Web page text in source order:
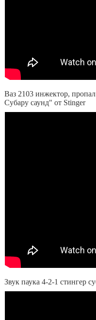
Ваз 2103 инжектор,
Субару саунд" от Stinger
Звук паука 4-2-1 стингер